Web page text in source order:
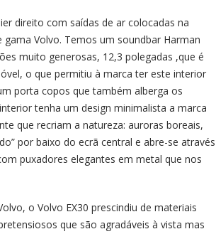
direito com saídas de ar colocadas na
Volvo. Temos um soundbar Harman
muito generosas, 12,3 polegadas ,que é
o que permitiu à marca ter este interior
porta copos que também alberga os
tenha um design minimalista a marca
que recriam a natureza: auroras boreais,
por baixo do ecrã central e abre-se através
puxadores elegantes em metal que nos
o Volvo EX30 prescindiu de materiais
que são agradáveis à vista mas